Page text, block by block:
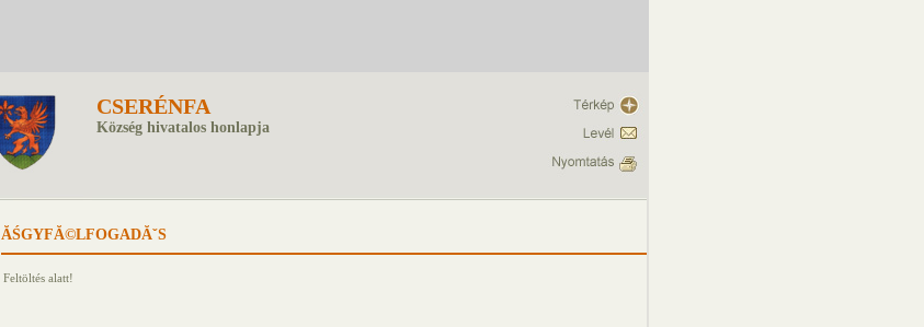
CSERÉNFA
Község hivatalos honlapja
ĂŚGYFĂ©LFOGADĂˇS
Feltöltés alatt!